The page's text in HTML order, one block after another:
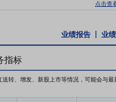
点击查
业绩报告 业
指标
转、增发、新股上市等情况，可能会与最